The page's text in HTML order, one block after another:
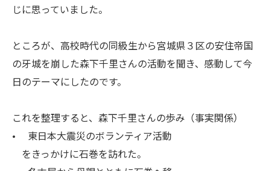
じに思っていました。
ところが、高校時代の同級生から宮城県３区の安住帝国
の牙城を崩した森下千里さんの活動を聞き、感動して今
日のテーマにしたのです。
これを整理すると、森下千里さんの歩み（事実関係）
• 東日本大震災のボランティア活動
をきっかけに石巻を訪れた。